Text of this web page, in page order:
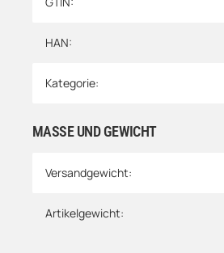
HAN:
Kategorie:
MASSE UND GEWICHT
Versandgewicht:
Artikelgewicht: